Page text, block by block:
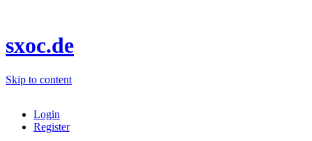
sxoc.de
Skip to content
Login
Register